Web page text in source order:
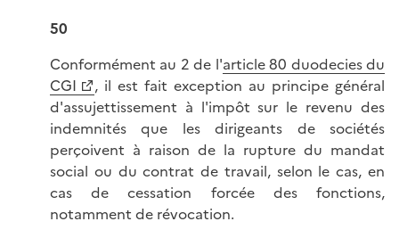
50
Conformément au 2 de l'article 80 duodecies du
CGI
, il est fait exception au principe général
d'assujettissement à l'impôt sur le revenu des
indemnités que les dirigeants de sociétés
perçoivent à raison de la rupture du mandat
social ou du contrat de travail, selon le cas, en
cas de cessation forcée des fonctions,
notamment de révocation.